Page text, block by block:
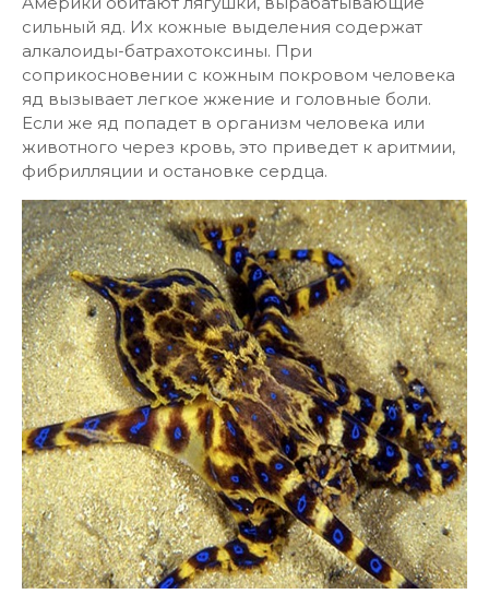
сильный яд. Их кожные выделения содержат
алкалоиды-батрахотоксины. При
соприкосновении с кожным покровом человека
яд вызывает легкое жжение и головные боли.
Если же яд попадет в организм человека или
животного через кровь, это приведет к аритмии,
фибрилляции и остановке сердца.